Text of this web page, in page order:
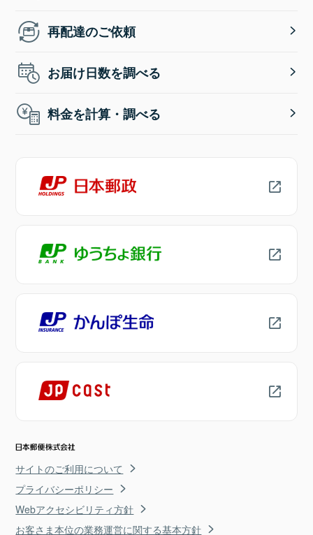
再配達のご依頼
お届け日数を調べる
料金を計算・調べる
サイトのご利用について
プライバシーポリシー
Webアクセシビリティ方針
お客さま本位の業務運営に関する基本方針